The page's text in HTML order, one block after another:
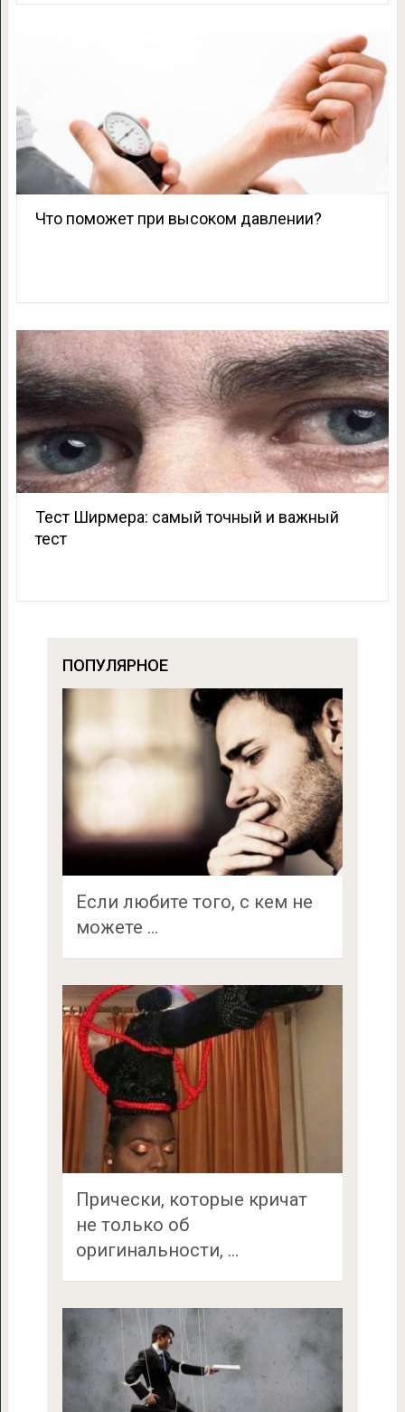
Что поможет при высоком давлении?
Тест Ширмера: самый точный и важный
тест
ПОПУЛЯРНОЕ
Если любите того, с кем не
можете …
Прически, которые кричат
не только об
оригинальности, …